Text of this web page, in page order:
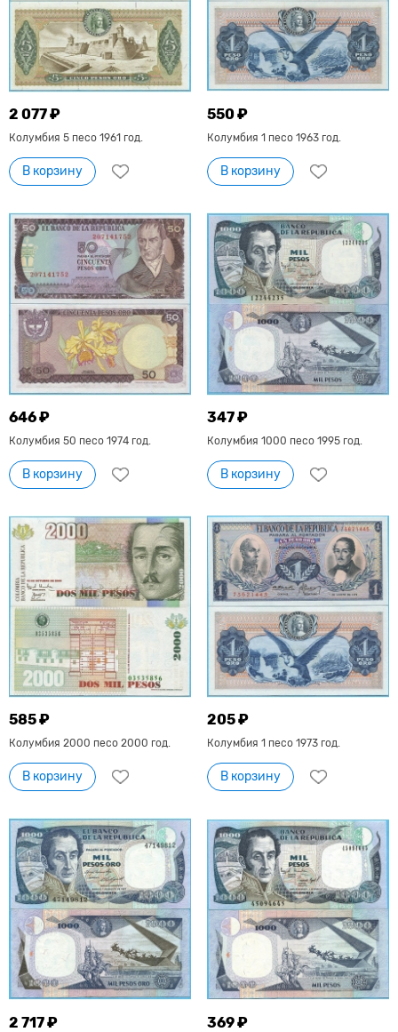
2 077 ₽
Колумбия 5 песо 1961 год.
В корзину
550 ₽
Колумбия 1 песо 1963 год.
В корзину
646 ₽
Колумбия 50 песо 1974 год.
В корзину
347 ₽
Колумбия 1000 песо 1995 год.
В корзину
585 ₽
Колумбия 2000 песо 2000 год.
В корзину
205 ₽
Колумбия 1 песо 1973 год.
В корзину
2 717 ₽ 369 ₽